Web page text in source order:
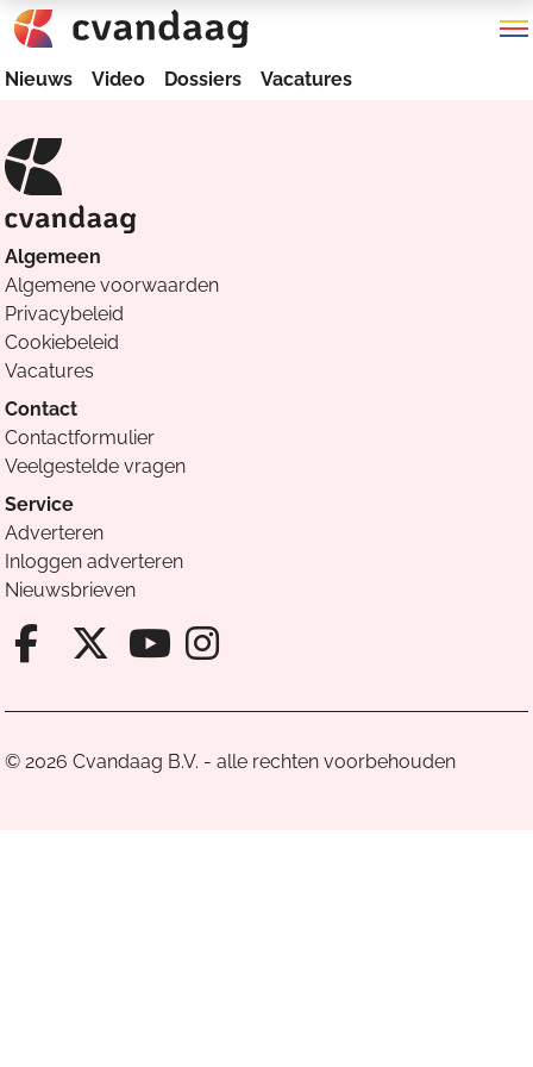
Nieuws Video Dossiers Vacatures
Algemeen
Algemene voorwaarden
Privacybeleid
Cookiebeleid
Vacatures
Contact
Contactformulier
Veelgestelde vragen
Service
Adverteren
Inloggen adverteren
Nieuwsbrieven
Facebook van Cvandaag
X van Cvandaag
Instagram van
© 2026 Cvandaag B.V. - alle rechten voorbehouden